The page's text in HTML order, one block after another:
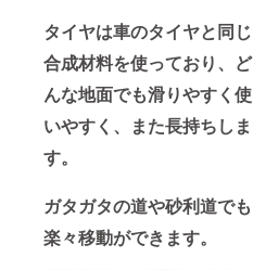
タイヤは車のタイヤと同じ
合成材料を使っており、ど
んな地面でも滑りやすく使
いやすく、また長持ちしま
す。
ガタガタの道や砂利道でも
楽々移動ができます。